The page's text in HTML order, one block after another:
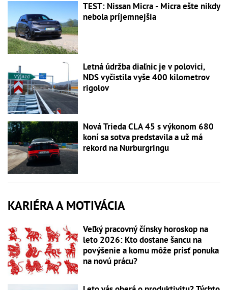
TEST: Nissan Micra - Micra ešte nikdy
nebola príjemnejšia
Letná údržba diaľnic je v polovici,
NDS vyčistila vyše 400 kilometrov
rigolov
Nová Trieda CLA 45 s výkonom 680
koní sa sotva predstavila a už má
rekord na Nurburgringu
KARIÉRA A MOTIVÁCIA
Veľký pracovný čínsky horoskop na
leto 2026: Kto dostane šancu na
povýšenie a komu môže prísť ponuka
na novú prácu?